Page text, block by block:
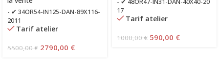
- ✔ 34OR54-IN125-DAN-89X116-
2011
Tarif atelier
5500,00€ 2790,00 €
- ✔ 48OR47-IN31-DAN-40X40-20
17
Tarif atelier
1000,00€ 590,00 €